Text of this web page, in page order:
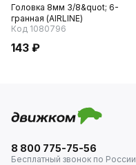
Головка 8мм 3/8&quot; 6-
гранная (AIRLINE)
Код 1080796
143 ₽
8 800 775-75-56
Бесплатный звонок по России